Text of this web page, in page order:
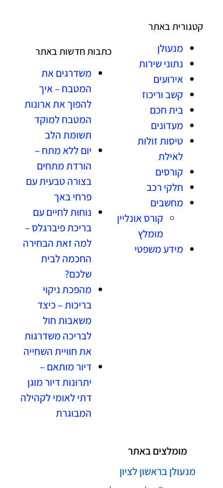
קטגורית באתר
מנעולן
נתוני שירות
אירועים
קשב וריכוז
בית חכם
מעדונים
טיסות זולות
לאילת
קורסים
חלקי רכב
מחשבים
קורס אונליין
מומלץ
מידע משפטי
כתבות חדשות באתר
משדרגים את
המטבח – איך
להפוך את ארונות
המטבח למוקד
תשומת הלב
יום ללא מתח –
הורדת מתחים
בצורה טבעית עם
פרחי באך
נוחות לחיים עם
בריכת פיברגלס –
למה זאת הבחירה
החכמה לבית
שלכם?
מהפכת ניקוי
בריכות – כיצד
משאבות חול
לבריכה משדרגות
את חוויית השחייה
דיור מותאם –
יתרונות דיור מוגן
דתי לאומי לקהילה
המבוגרת
מומלצים באתר
מנעולן בראשון לציון